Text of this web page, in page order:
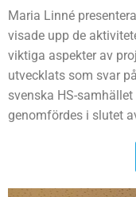
Maria Linné
visade upp de
viktiga aspekter av
utvecklats som svar
svenska HS-
genomfördes i slutet